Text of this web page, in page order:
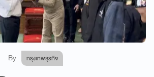
By กรุงเทพธุรกิจ